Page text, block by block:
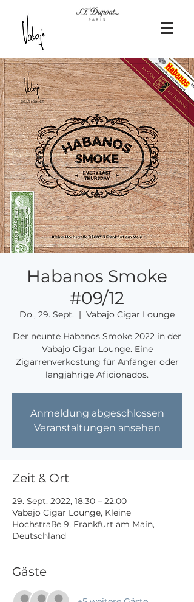
Habanos Smoke
#09/12
Do., 29. Sept.
  |
Vabajo Cigar Lounge
Der neunte Habanos Smoke 2022 in der
Vabajo Cigar Lounge. Eine
Zigarrenverkostung für Anfänger oder
langjährige Aficionados.
Anmeldung abgeschlossen
Veranstaltungen ansehen
Zeit & Ort
29. Sept. 2022, 18:30 – 22:00
Vabajo Cigar Lounge, Kleine
Hochstraße 9, Frankfurt am Main,
Deutschland
Gäste